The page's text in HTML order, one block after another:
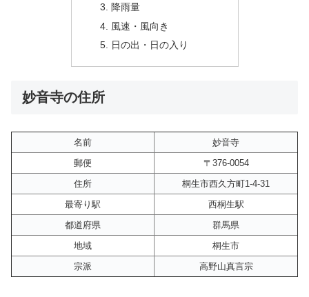
降雨量
風速・風向き
日の出・日の入り
妙音寺の住所
名前
妙音寺
郵便
〒376-0054
住所
桐生市西久方町1-4-31
最寄り駅
西桐生駅
都道府県
群馬県
地域
桐生市
宗派
高野山真言宗